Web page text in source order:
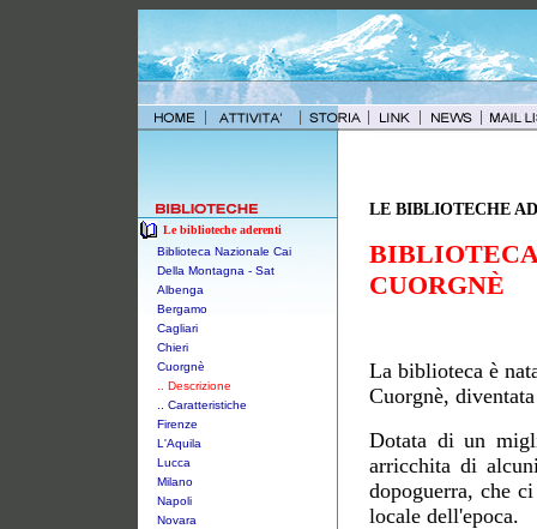
Le biblioteche aderenti
Biblioteca Nazionale Cai
Della Montagna - Sat
Albenga
Bergamo
Cagliari
Chieri
Cuorgnè
.. Descrizione
.. Caratteristiche
Firenze
L'Aquila
Lucca
Milano
Napoli
Novara
LE BIBLIOTECHE
CUORGNÈ
La biblioteca è
Cuorgnè,
Dotata di un
arricchita di
dopoguerra, che
locale dell'epoca.